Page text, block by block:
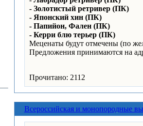
- Золотистый ретривер (ПК)
- Японский хин (ПК)
- Папийон, Фален (ПК)
- Керри блю терьер (ПК)
Меценаты будут отмечены (по
Предложения принимаются на
Прочитано: 2112
Всероссийская и монопородные